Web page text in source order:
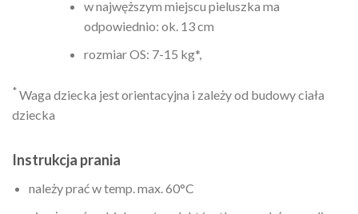
w najwęższym miejscu pieluszka ma
odpowiednio: ok. 13 cm
rozmiar OS: 7-15 kg*,
*Waga dziecka jest orientacyjna i zależy od budowy ciała
dziecka
Instrukcja prania
należy prać w temp. max. 60°C